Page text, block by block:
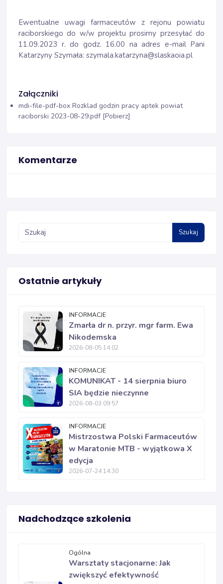
Ewentualne uwagi farmaceutów z rejonu powiatu
raciborskiego do w/w projektu prosimy przesyłać do
11.09.2023 r. do godz. 16.00 na adres e-mail Pani
Katarzyny Szymała: szymala.katarzyna@slaskaoia.pl
Załączniki
mdi-file-pdf-box Rozklad godzin pracy aptek powiat
raciborski 2023-08-29.pdf [Pobierz]
Komentarze
Szukaj
Ostatnie artykuły
INFORMACJE
Zmarła dr n. przyr. mgr farm. Ewa
Nikodemska
2026-08-05 14:02
INFORMACJE
KOMUNIKAT - 14 sierpnia biuro
SIA będzie nieczynne
2026-08-03 09:57
INFORMACJE
Mistrzostwa Polski Farmaceutów
w Maratonie MTB - wyjątkowa X
edycja
2026-07-24 14:30
Nadchodzące szkolenia
Ogólna
Warsztaty stacjonarne: Jak
zwiększyć efektywność